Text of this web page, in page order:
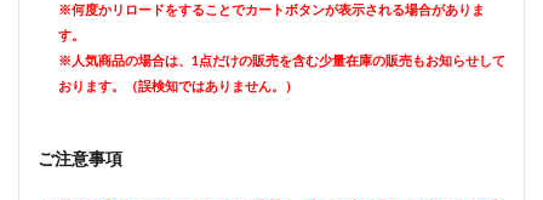
※何度かリロードをすることでカートボタンが表示される場合がありま
す。
※人気商品の場合は、1点だけの販売を含む少量在庫の販売もお知らせして
おります。（誤検知ではありません。）
ご注意事項